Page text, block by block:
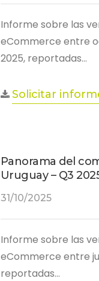
Informe sobre las
eCommerce entre
2025, reportadas…
Solicitar
Panorama del
Uruguay – Q3
31/10/2025
Informe sobre las
eCommerce entre
reportadas…